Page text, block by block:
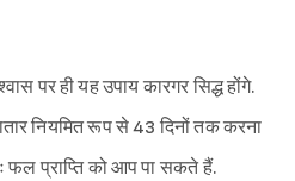
पर ही यह उपाय कारगर सिद्ध होंगे.
नियमित रूप से 43 दिनों तक करना
फल प्राप्ति को आप पा सकते हैं.